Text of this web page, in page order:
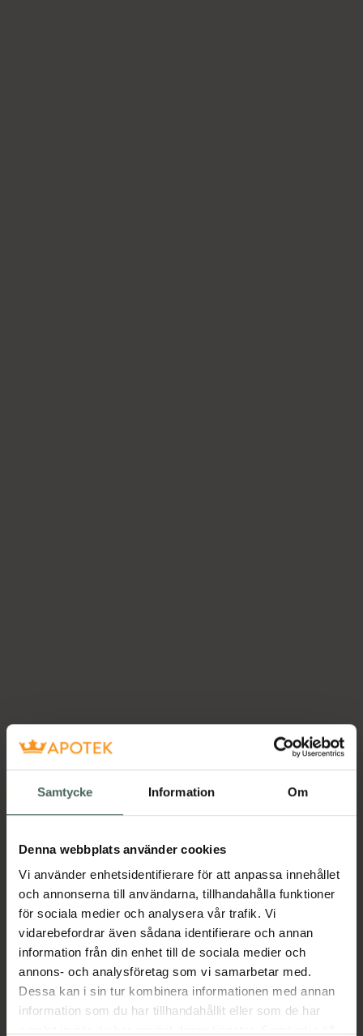
Samtycke Information Om
Denna webbplats använder cookies
Vi använder enhetsidentifierare för att anpassa innehållet
och annonserna till användarna, tillhandahålla funktioner
för sociala medier och analysera vår trafik. Vi
vidarebefordrar även sådana identifierare och annan
information från din enhet till de sociala medier och
annons- och analysföretag som vi samarbetar med.
Dessa kan i sin tur kombinera informationen med annan
information som du har tillhandahållit eller som de har